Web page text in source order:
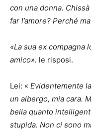
con una donna.
far l’amore? Perché
«La sua ex compagna
amico». le risposi.
Lei: « Evidentemente
un albergo, mia cara.
bella quanto
stupida. Non ci sono